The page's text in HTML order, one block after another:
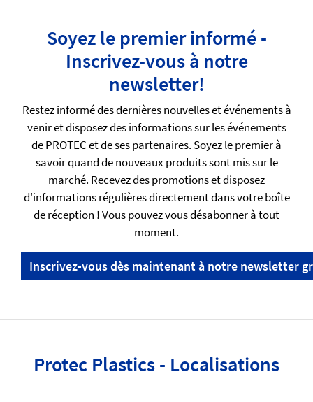
Soyez le premier informé -
Inscrivez-vous à notre
newsletter!
Restez informé des dernières nouvelles et événements à
venir et disposez des informations sur les événements
de PROTEC et de ses partenaires. Soyez le premier à
savoir quand de nouveaux produits sont mis sur le
marché. Recevez des promotions et disposez
d'informations régulières directement dans votre boîte
de réception ! Vous pouvez vous désabonner à tout
moment.
Inscrivez-vous dès maintenant à notre newsletter
Protec Plastics - Localisations